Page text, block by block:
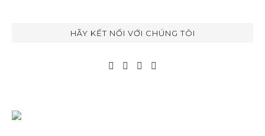
HÃY KẾT NỐI VỚI CHÚNG TÔI